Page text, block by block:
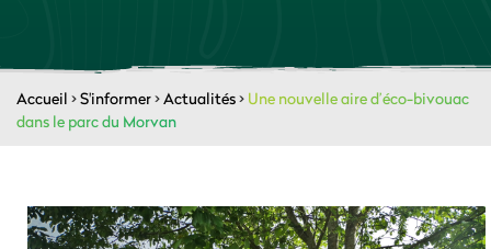
Accueil >S'informer>Actualités> Une nouvelle aire d’éco-bivouac
dans le parc du Morvan